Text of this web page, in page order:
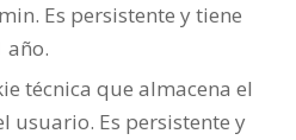
Es persistente y tiene
año.
técnica que almacena el
usuario. Es persistente y